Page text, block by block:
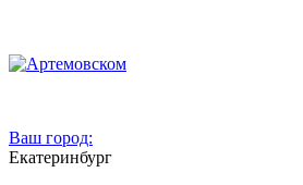
Ваш город:
Екатеринбург